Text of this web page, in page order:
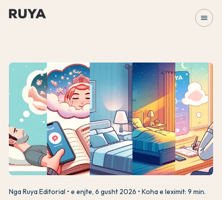
menu
Nga Ruya Editorial e enjte, 6 gusht 2026 Koha e leximit: 9 min.